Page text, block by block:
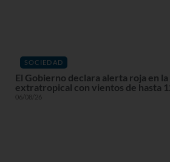
SOCIEDAD
El Gobierno declara alerta roja en
extratropical con vientos de hasta
06/08/26